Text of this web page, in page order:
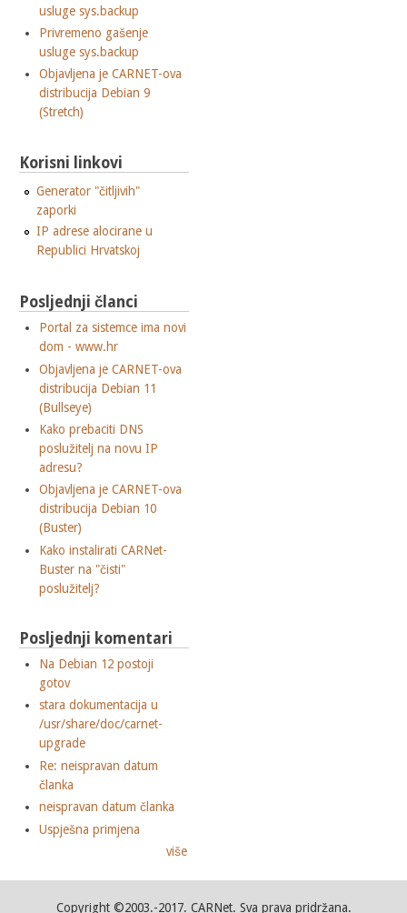
usluge sys.backup
Privremeno gašenje
usluge sys.backup
Objavljena je CARNET-ova
distribucija Debian 9
(Stretch)
Korisni linkovi
Generator "čitljivih"
zaporki
IP adrese alocirane u
Republici Hrvatskoj
Posljednji članci
Portal za sistemce ima novi
dom - www.hr
Objavljena je CARNET-ova
distribucija Debian 11
(Bullseye)
Kako prebaciti DNS
poslužitelj na novu IP
adresu?
Objavljena je CARNET-ova
distribucija Debian 10
(Buster)
Kako instalirati CARNet-
Buster na "čisti"
poslužitelj?
Posljednji komentari
Na Debian 12 postoji
gotov
stara dokumentacija u
/usr/share/doc/carnet-
upgrade
Re: neispravan datum
članka
neispravan datum članka
Uspješna primjena
više
Copyright ©2003.-2017. CARNet. Sva prava pridržana.